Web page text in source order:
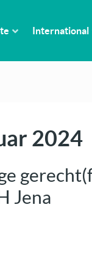
International
2024
Jena